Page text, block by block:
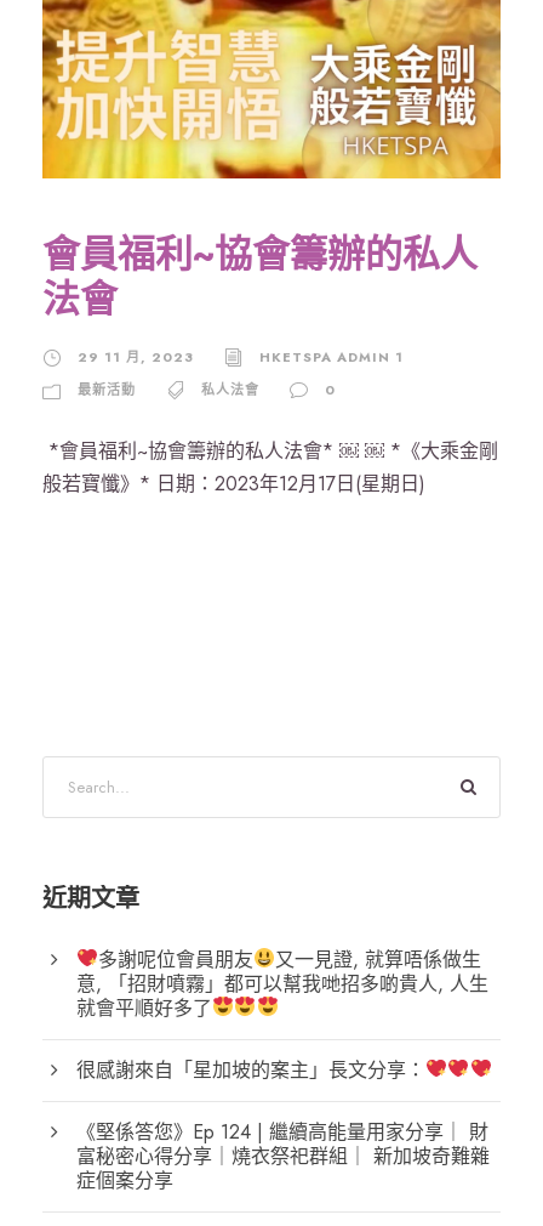
會員福利~協會籌辦的私人
法會
29 11 月, 2023
HKETSPA ADMIN 1
最新活動
私人法會 0
*會員福利~協會籌辦的私人法會* ￼ ￼ *《大乘金剛
般若寶懺》* 日期：2023年12月17日(星期日)
近期文章
多謝呢位會員朋友
又一見證, 就算唔係做生
意, 「招財噴霧」都可以幫我哋招多啲貴人, 人生
就會平順好多了
很感謝來自「星加坡的案主」長文分享：
《堅係答您》Ep 124 | 繼續高能量用家分享｜ 財
富秘密心得分享｜燒衣祭祀群組｜ 新加坡奇難雜
症個案分享